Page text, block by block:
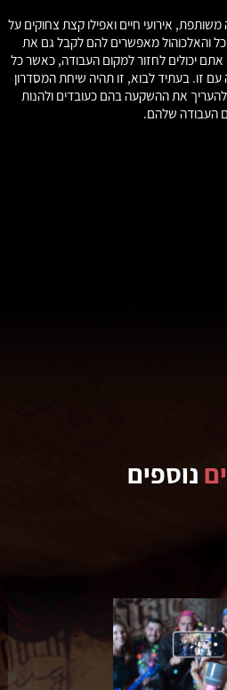
אירועי חיים ואפילו קצת צחוקים על
והאלכוהול מאפשרים להם לקבל גם את
אתם יכולים לחזור למקום העבודה, כאשר כל
זו. בעתיד לבוא, זו תהיה שיחת המסדרון
את ההשקעה בהם כעובדים ולהנות
העבודה שלהם.
נוספים